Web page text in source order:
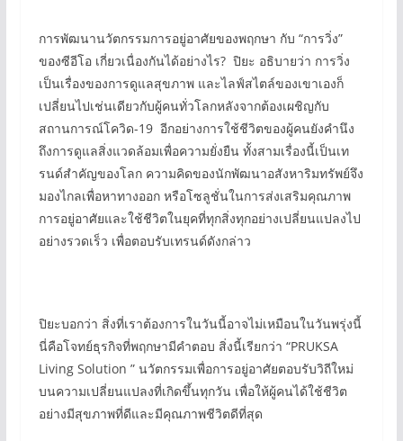
การพัฒนานวัตกรรมการอยู่อาศัยของพฤกษา กับ “การวิ่ง”
ของซีอีโอ เกี่ยวเนื่องกันได้อย่างไร? ปิยะ อธิบายว่า การวิ่ง
เป็นเรื่องของการดูแลสุขภาพ และไลฟ์สไตล์ของเขาเองก็
เปลี่ยนไปเช่นเดียวกับผู้คนทั่วโลกหลังจากต้องเผชิญกับ
สถานการณ์โควิด-19 อีกอย่างการใช้ชีวิตของผู้คนยังคำนึง
ถึงการดูแลสิ่งแวดล้อมเพื่อความยั่งยืน ทั้งสามเรื่องนี้เป็นเท
รนด์สำคัญของโลก ความคิดของนักพัฒนาอสังหาริมทรัพย์จึง
มองไกลเพื่อหาทางออก หรือโซลูชั่นในการส่งเสริมคุณภาพ
การอยู่อาศัยและใช้ชีวิตในยุคที่ทุกสิ่งทุกอย่างเปลี่ยนแปลงไป
อย่างรวดเร็ว เพื่อตอบรับเทรนด์ดังกล่าว
ปิยะบอกว่า สิ่งที่เราต้องการในวันนี้อาจไม่เหมือนในวันพรุ่งนี้
นี่คือโจทย์ธุรกิจที่พฤกษามีคำตอบ สิ่งนี้เรียกว่า “PRUKSA
Living Solution ” นวัตกรรมเพื่อการอยู่อาศัยตอบรับวิถีใหม่
บนความเปลี่ยนแปลงที่เกิดขึ้นทุกวัน เพื่อให้ผู้คนได้ใช้ชีวิต
อย่างมีสุขภาพที่ดีและมีคุณภาพชีวิตดีที่สุด